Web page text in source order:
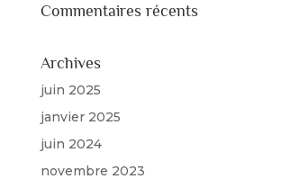
Commentaires récents
Archives
juin 2025
janvier 2025
juin 2024
novembre 2023